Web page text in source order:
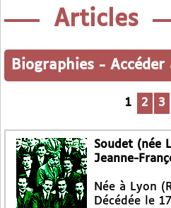
Articles
Biographies - Accéder
1 2 3
Soudet (née
Jeanne-
Née à Lyon
Décédée le